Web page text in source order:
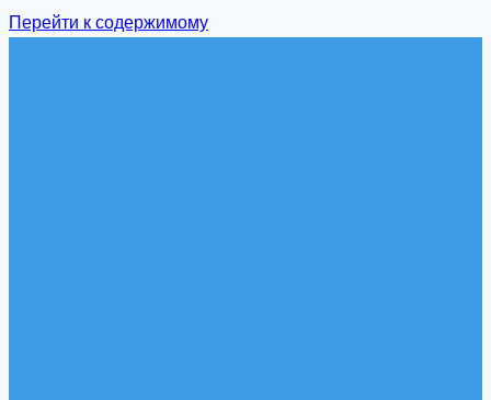
Перейти к содержимому